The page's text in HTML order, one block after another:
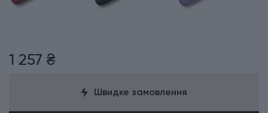
1 257 ₴
Швидке замовлення